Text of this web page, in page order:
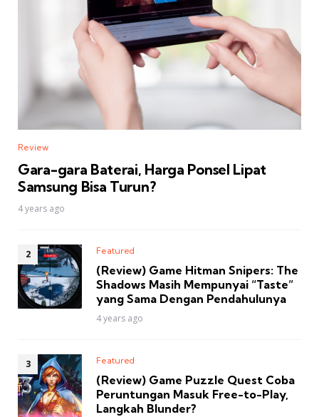
Review
Gara-gara Baterai, Harga Ponsel Lipat
Samsung Bisa Turun?
4 years ago
Featured
(Review) Game Hitman Snipers: The
Shadows Masih Mempunyai “Taste”
yang Sama Dengan Pendahulunya
4 years ago
Featured
(Review) Game Puzzle Quest Coba
Peruntungan Masuk Free-to-Play,
Langkah Blunder?